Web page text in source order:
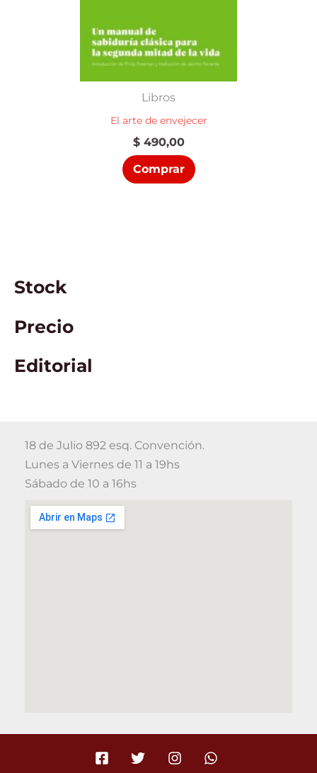
Stock
Precio
Editorial
Libros
El arte de envejecer
$490,00
Comprar
18 de Julio 892 esq. Convención.
Lunes a Viernes de 11 a 19hs
Sábado de 10 a 16hs